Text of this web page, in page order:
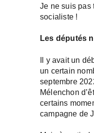
Je ne suis pas
socialiste !
Les députés
Il y avait un
un certain
septembre
Mélenchon
certains
campagne de